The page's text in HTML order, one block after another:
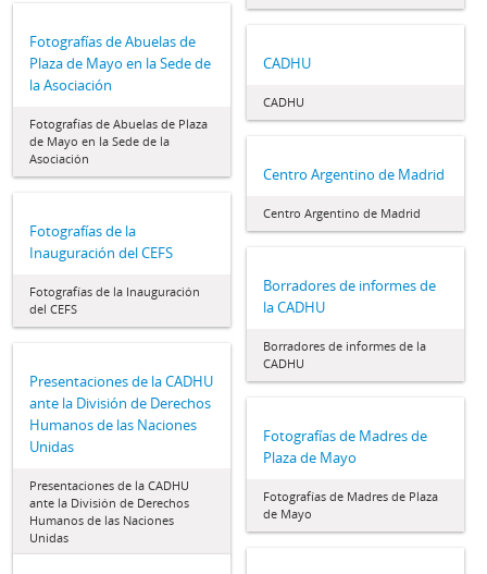
Fotografías de Abuelas de
Plaza de Mayo en la Sede de
la Asociación
Fotografías de Abuelas de Plaza
de Mayo en la Sede de la
Asociación
CADHU
CADHU
Centro Argentino de Madrid
Centro Argentino de Madrid
Fotografías de la
Inauguración del CEFS
Fotografías de la Inauguración
del CEFS
Borradores de informes de
la CADHU
Borradores de informes de la
CADHU
Presentaciones de la CADHU
ante la División de Derechos
Humanos de las Naciones
Unidas
Presentaciones de la CADHU
ante la División de Derechos
Humanos de las Naciones
Unidas
Fotografías de Madres de
Plaza de Mayo
Fotografías de Madres de Plaza
de Mayo